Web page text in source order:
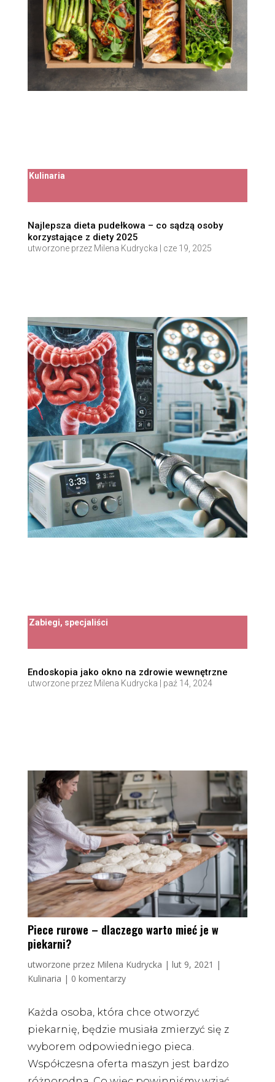
Kulinaria
Najlepsza dieta pudełkowa – co sądzą osoby
korzystające z diety 2025
utworzone przez Milena Kudrycka cze 19, 2025
Zabiegi, specjaliści
Endoskopia jako okno na zdrowie wewnętrzne
utworzone przez Milena Kudrycka paź 14, 2024
Piece rurowe – dlaczego warto mieć je w
piekarni?
utworzone przez Milena Kudrycka | lut 9, 2021 |
Kulinaria | 0 komentarzy
Każda osoba, która chce otworzyć
piekarnię, będzie musiała zmierzyć się z
wyborem odpowiedniego pieca.
Współczesna oferta maszyn jest bardzo